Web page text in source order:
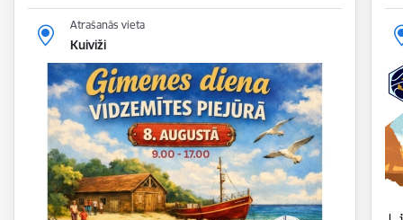
Atrašanās vieta
Kuiviži